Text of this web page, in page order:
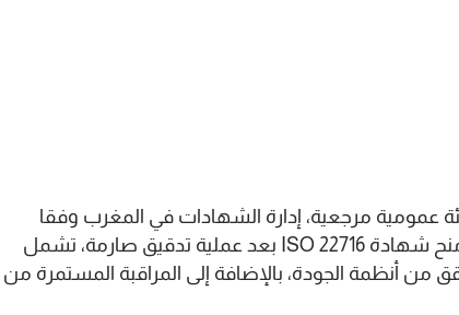
عمومية مرجعية، إدارة الشهادات في المغرب وفقا
للتشريعات الوطنية والمعايير الدولية، حيث يتم منح شهادة ISO 22716 بعد عملية تدقيق صارمة، تشمل
من أنظمة الجودة، بالإضافة إلى المراقبة المستمرة من